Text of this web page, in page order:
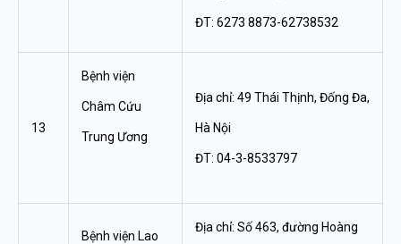
ĐT: 6273 8873-62738532
13
Bệnh viện
Châm Cứu
Trung Ương
Địa chỉ: 49 Thái Thịnh, Đống Đa,
Hà Nội
ĐT: 04-3-8533797
Bệnh viện Lao
Địa chỉ: Số 463, đường Hoàng